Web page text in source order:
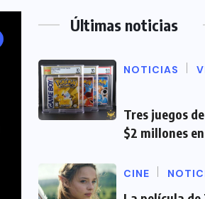
Últimas noticias
NOTICIAS
Tres juegos
$2 millones en
CINE